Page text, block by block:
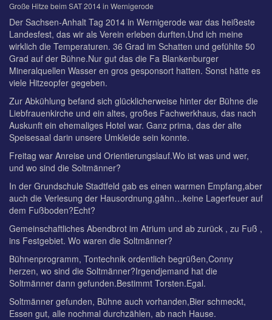
seiner
Seite
Große Hitze beim SAT 2014 in Wernigerode
Der Sachsen-Anhalt Tag 2014 in Wernigerode war das heißeste
Landesfest, das wir als Verein erleben durften.Und ich meine
wirklich die Temperaturen. 36 Grad im Schatten und gefühlte 50
Grad auf der Bühne.Nur gut das die Fa Blankenburger
Mineralquellen Wasser en gros gesponsort hatten. Sonst hätte es
viele Hitzeopfer gegeben.
Zur Abkühlung befand sich glücklicherweise hinter der Bühne die
Liebfrauenkirche und ein altes, großes Fachwerkhaus, das nach
Auskunft ein ehemaliges Hotel war. Ganz prima, das der alte
Speisesaal darin unsere Umkleide sein konnte.
Freitag war Anreise und Orientierungslauf.Wo ist was und wer,
und wo sind die Soltmänner?
In der Grundschule Stadtfeld gab es einen warmen Empfang,aber
auch die Verlesung der Hausordnung,gähn…keine Lagerfeuer auf
dem Fußboden?Echt?
Gemeinschaftliches Abendbrot im Atrium und ab zurück , zu Fuß ,
ins Festgebiet. Wo waren die Soltmänner?
Bühnenprogramm, Tontechnik ordentlich begrüßen,Conny
herzen, wo sind die Soltmänner?Irgendjemand hat die
Soltmänner dann gefunden.Bestimmt Torsten.Egal.
Soltmänner gefunden, Bühne auch vorhanden,Bier schmeckt,
Essen gut, alle nochmal durchzählen, ab nach Hause.